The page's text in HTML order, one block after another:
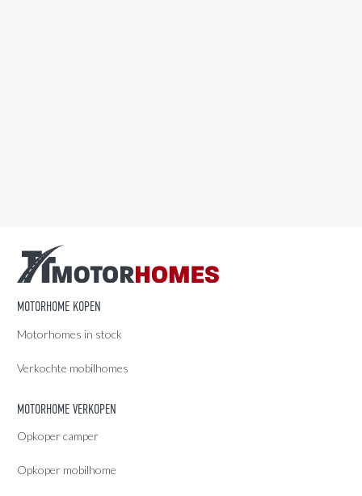
MOTORHOME KOPEN
Motorhomes in stock
Verkochte mobilhomes
MOTORHOME VERKOPEN
Opkoper camper
Opkoper mobilhome